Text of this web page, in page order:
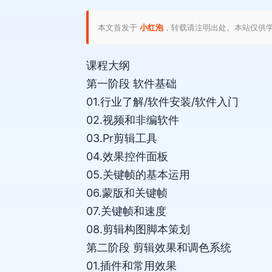
本文首发于 小红泡，转载请注明出处。本站仅供
课程大纲
第一阶段 软件基础
01.行业了解/软件安装/软件入门
02.视频和非编软件
03.Pr剪辑工具
04.效果控件面板
05.关键帧的基本运用
06.蒙版和关键帧
07.关键帧和速度
08.剪辑构图脚本策划
第二阶段 剪辑效果和调色系统
01.插件和常用效果